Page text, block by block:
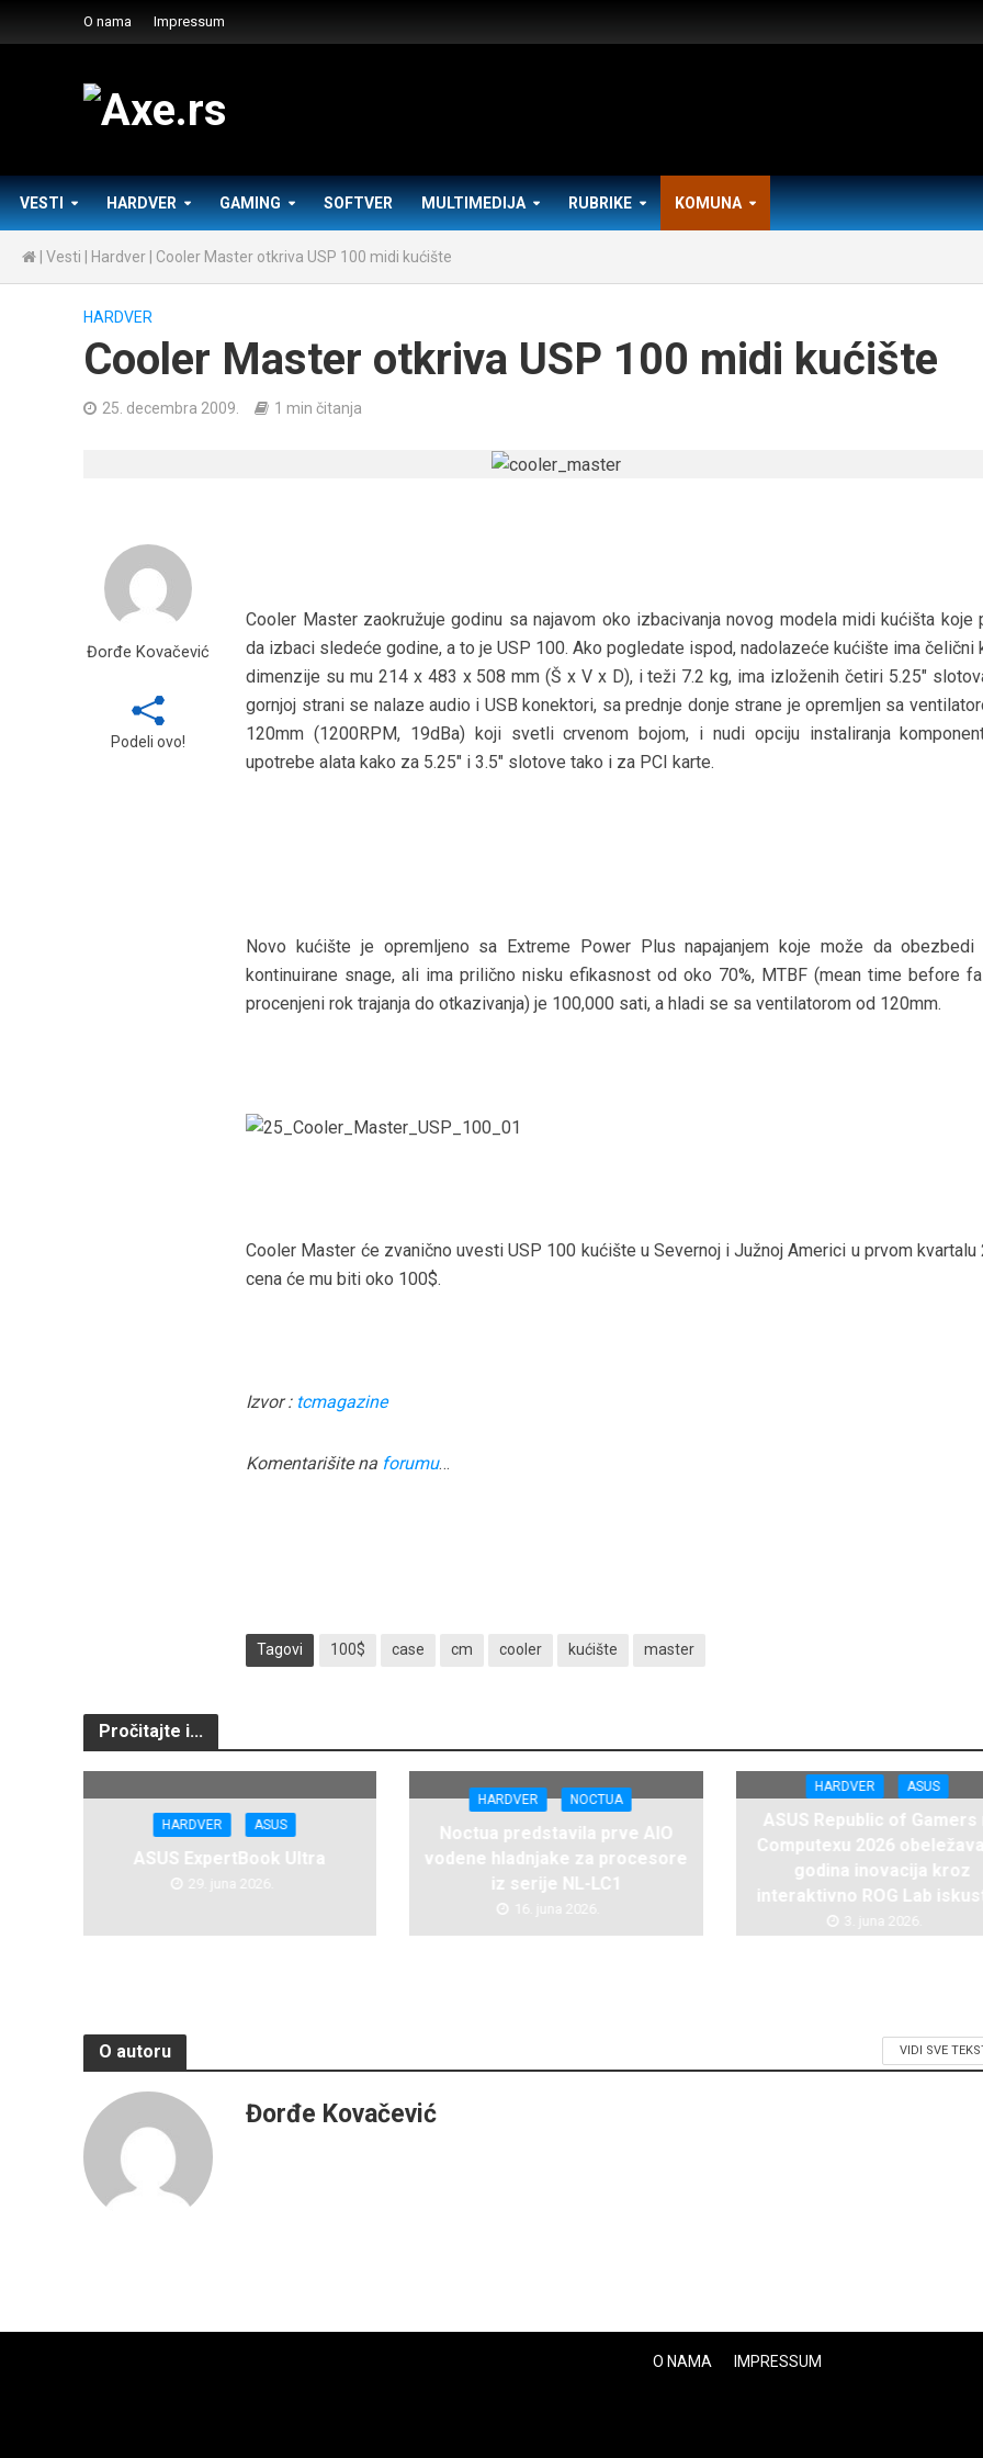
O nama Impressum
VESTI HARDVER GAMING SOFTVER MULTIMEDIJA RUBRIKE KOMUNA
Vesti Hardver Cooler Master otkriva USP 100 midi kućište
HARDVER
Cooler Master otkriva USP 100 midi kućište
25. decembra 2009. 1 min čitanja
Đorđe Kovačević
Podeli ovo!
Cooler Master zaokružuje godinu sa najavom oko izbacivanja novog modela midi kućišta koje
da izbaci sledeće godine, a to je USP 100. Ako pogledate ispod, nadolazeće kućište ima čelični
dimenzije su mu 214 x 483 x 508 mm (Š x V x D), i teži 7.2 kg, ima izloženih četiri 5.25″
gornjoj strani se nalaze audio i USB konektori, sa prednje donje strane je opremljen sa
120mm (1200RPM, 19dBa) koji svetli crvenom bojom, i nudi opciju instaliranja
upotrebe alata kako za 5.25″ i 3.5″ slotove tako i za PCI karte.
Novo kućište je opremljeno sa Extreme Power Plus napajanjem koje može da obezbedi
kontinuirane snage, ali ima prilično nisku efikasnost od oko 70%, MTBF (mean time before
procenjeni rok trajanja do otkazivanja) je 100,000 sati, a hladi se sa ventilatorom od 120mm.
Cooler Master će zvanično uvesti USP 100 kućište u Severnoj i Južnoj Americi u prvom kvartalu
cena će mu biti oko 100$.
Izvor : tcmagazine
Komentarišite na forumu…
Tagovi 100$ case cm cooler kućište master
Pročitajte i...
HARDVER ASUS
ASUS ExpertBook Ultra
29. juna 2026.
HARDVER NOCTUA
Noctua predstavila prve AIO
vodene hladnjake za procesore
iz serije NL-LC1
16. juna 2026.
HARDVER ASUS
ASUS Republic of Gamers
Computexu 2026
godina inovacija kroz
interaktivno ROG Lab
3. juna 2026.
O autoru VIDI SVE
Đorđe Kovačević
O NAMA IMPRESSUM